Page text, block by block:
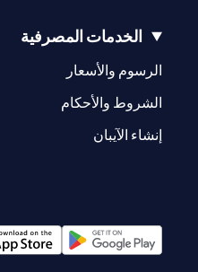
الخدمات المصرفية
الرسوم والأسعار
الشروط والأحكام
إنشاء الآيبان